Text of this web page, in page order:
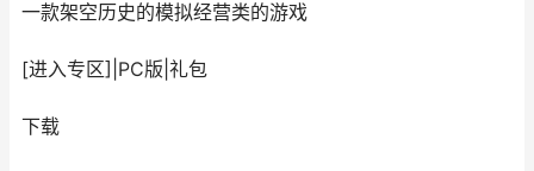
一款架空历史的模拟经营类的游戏
[进入专区] PC版 礼包
下载